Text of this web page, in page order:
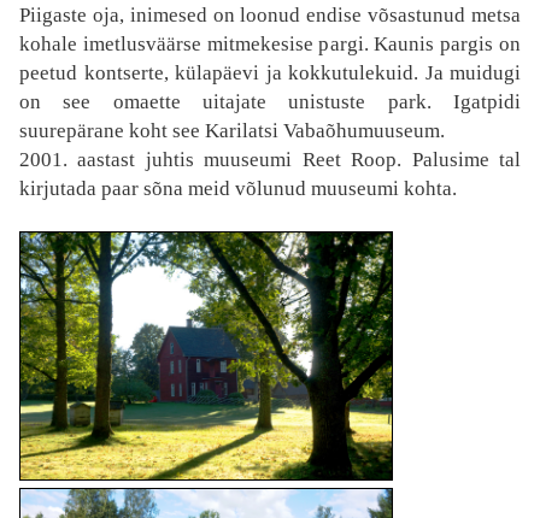
Piigaste oja, inimesed on loonud endise võsastunud metsa
kohale imetlusväärse mitmekesise pargi. Kaunis pargis on
peetud kontserte, külapäevi ja kokkutulekuid. Ja muidugi
on see omaette uitajate unistuste park. Igatpidi
suurepärane koht see Karilatsi Vabaõhumuuseum.
2001. aastast juhtis muuseumi Reet Roop. Palusime tal
kirjutada paar sõna meid võlunud muuseumi kohta.